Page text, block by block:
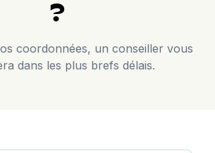
?
coordonnées, un conseiller vous
dans les plus brefs délais.